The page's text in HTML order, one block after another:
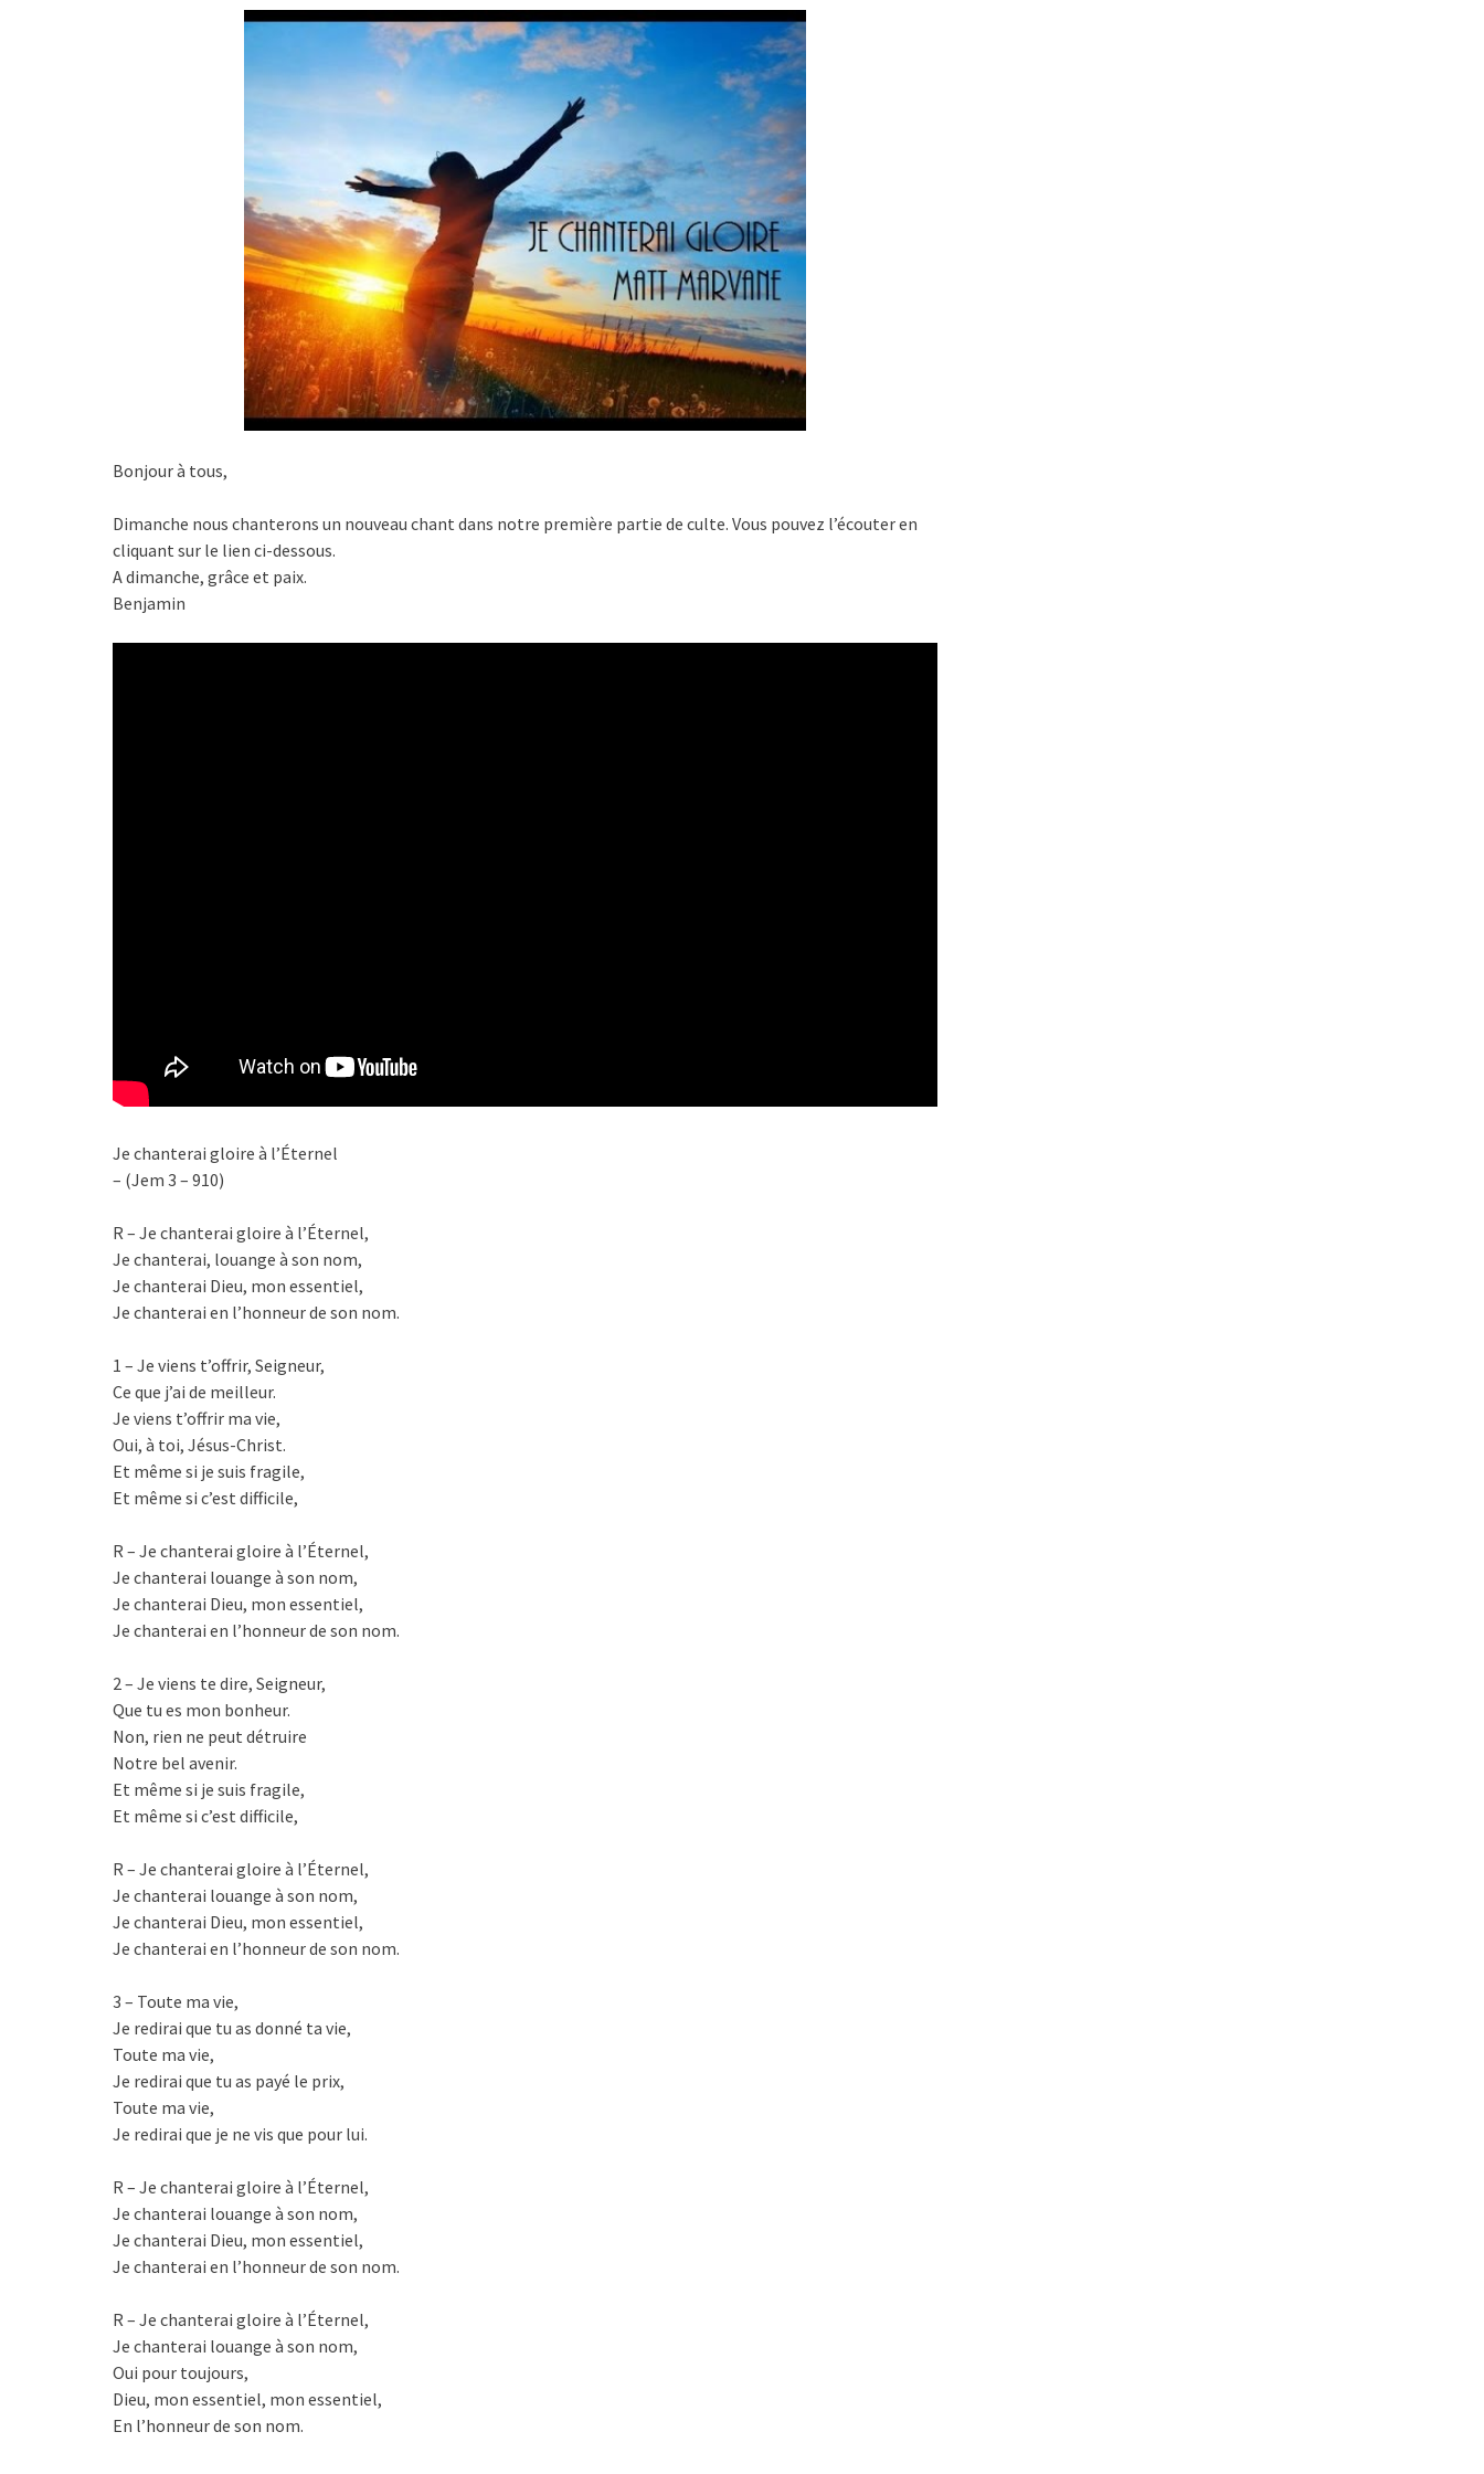
Bonjour à tous,
Dimanche nous chanterons un nouveau chant dans notre première partie de culte. Vous pouvez l’écouter en
cliquant sur le lien ci-dessous.
A dimanche, grâce et paix.
Benjamin
Je chanterai gloire à l’Éternel
– (Jem 3 – 910)
R – Je chanterai gloire à l’Éternel,
Je chanterai, louange à son nom,
Je chanterai Dieu, mon essentiel,
Je chanterai en l’honneur de son nom.
1 – Je viens t’offrir, Seigneur,
Ce que j’ai de meilleur.
Je viens t’offrir ma vie,
Oui, à toi, Jésus-Christ.
Et même si je suis fragile,
Et même si c’est difficile,
R – Je chanterai gloire à l’Éternel,
Je chanterai louange à son nom,
Je chanterai Dieu, mon essentiel,
Je chanterai en l’honneur de son nom.
2 – Je viens te dire, Seigneur,
Que tu es mon bonheur.
Non, rien ne peut détruire
Notre bel avenir.
Et même si je suis fragile,
Et même si c’est difficile,
R – Je chanterai gloire à l’Éternel,
Je chanterai louange à son nom,
Je chanterai Dieu, mon essentiel,
Je chanterai en l’honneur de son nom.
3 – Toute ma vie,
Je redirai que tu as donné ta vie,
Toute ma vie,
Je redirai que tu as payé le prix,
Toute ma vie,
Je redirai que je ne vis que pour lui.
R – Je chanterai gloire à l’Éternel,
Je chanterai louange à son nom,
Je chanterai Dieu, mon essentiel,
Je chanterai en l’honneur de son nom.
R – Je chanterai gloire à l’Éternel,
Je chanterai louange à son nom,
Oui pour toujours,
Dieu, mon essentiel, mon essentiel,
En l’honneur de son nom.